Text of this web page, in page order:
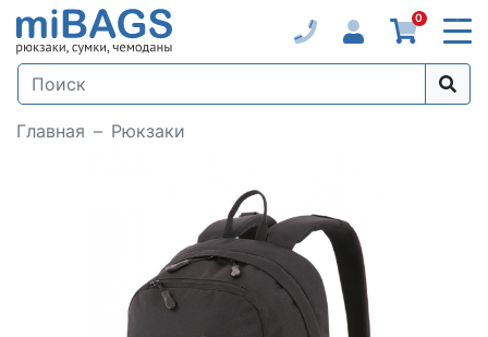
0
Главная Рюкзаки